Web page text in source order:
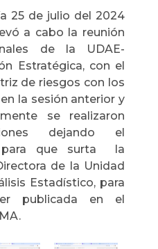
25 de julio del 2024
a cabo la reunión
de la UDAE-
Estratégica, con el
de riesgos con los
la sesión anterior y
se realizaron
dejando el
para que surta la
de la Unidad
Estadístico, para
publicada en el